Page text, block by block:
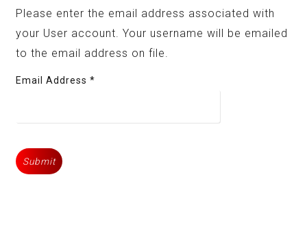
Please enter the email address associated with
your User account. Your username will be emailed
to the email address on file.
Email Address *
Submit